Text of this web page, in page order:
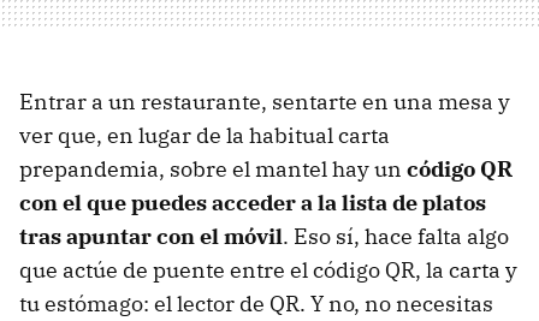
Entrar a un restaurante, sentarte en una mesa y
ver que, en lugar de la habitual carta
prepandemia, sobre el mantel hay un código QR
con el que puedes acceder a la lista de platos
tras apuntar con el móvil. Eso sí, hace falta algo
que actúe de puente entre el código QR, la carta y
tu estómago: el lector de QR. Y no, no necesitas